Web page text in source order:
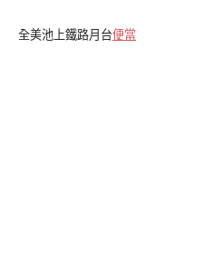
全美池上鐵路月台便當